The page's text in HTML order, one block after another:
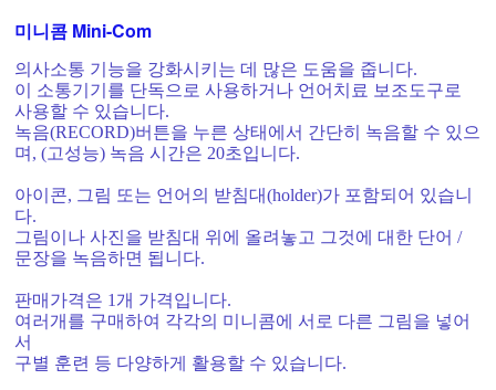
미니콤 Mini-Com
의사소통 기능을 강화시키는 데 많은 도움을 줍니다.
이 소통기기를 단독으로 사용하거나 언어치료 보조도구로
사용할 수 있습니다.
녹음(RECORD)버튼을 누른 상태에서 간단히 녹음할 수 있으
며 , (고성능) 녹음 시간은 20초입니다.
아이콘, 그림 또는 언어의 받침대(holder)가 포함되어 있습니
다.
그림이나 사진을 받침대 위에 올려놓고 그것에 대한 단어 /
문장을 녹음하면 됩니다.
판매가격은 1개 가격입니다.
여러 개를 구매하여 각각의 미니콤에 서로 다른 그림을 넣어
서
구별 훈련 등 다양하게 활용할 수 있습니다.